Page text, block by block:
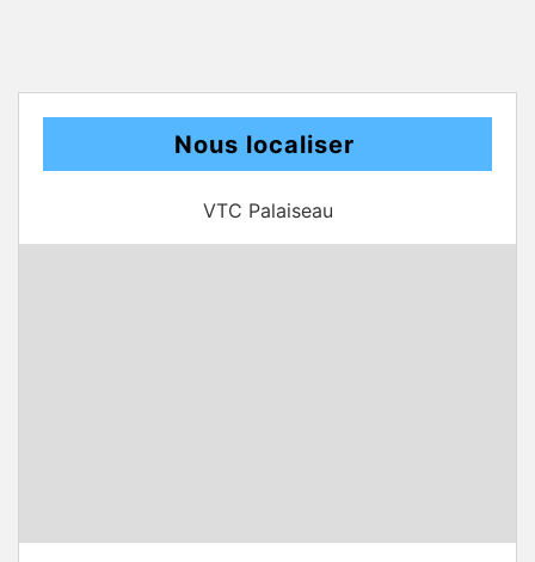
Nous localiser
VTC Palaiseau